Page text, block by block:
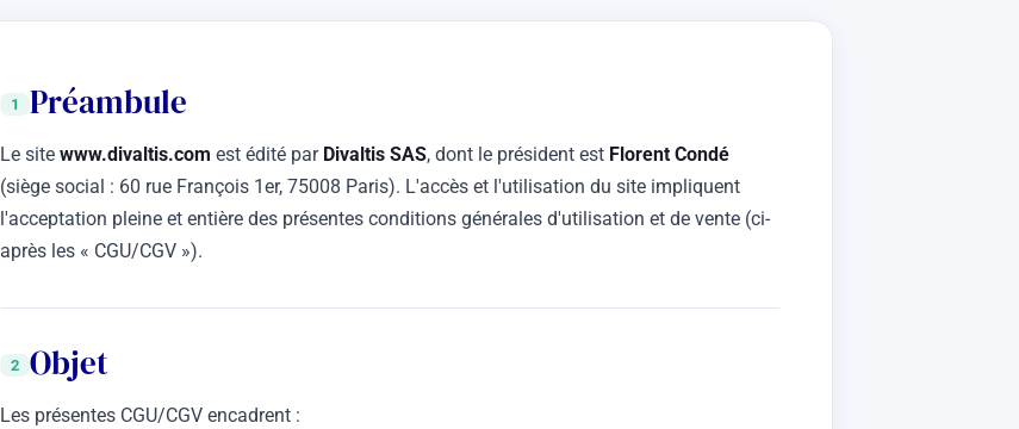
1 Préambule
Le site www.divaltis.com est édité par Divaltis SAS, dont le président est Florent Condé
(siège social : 60 rue François 1er, 75008 Paris). L'accès et l'utilisation du site impliquent
l'acceptation pleine et entière des présentes conditions générales d'utilisation et de vente (ci-
après les « CGU/CGV »).
2 Objet
Les présentes CGU/CGV encadrent :